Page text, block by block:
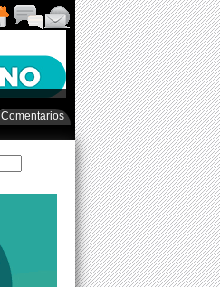
Comentarios